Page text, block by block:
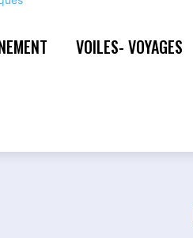
VOILES- VOYAGES